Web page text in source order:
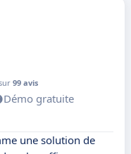
99 avis
Démo gratuite
une solution de